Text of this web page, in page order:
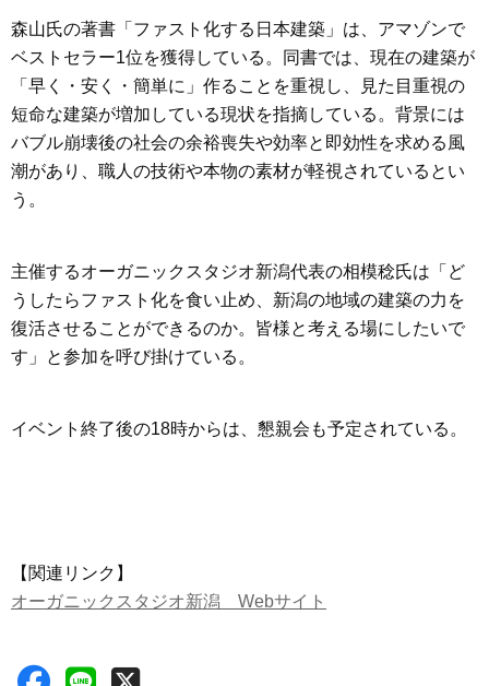
森山氏の著書「ファスト化する日本建築」は、アマゾンで
ベストセラー1位を獲得している。同書では、現在の建築が
「早く・安く・簡単に」作ることを重視し、見た目重視の
短命な建築が増加している現状を指摘している。背景には
バブル崩壊後の社会の余裕喪失や効率と即効性を求める風
潮があり、職人の技術や本物の素材が軽視されているとい
う。
主催するオーガニックスタジオ新潟代表の相模稔氏は「ど
うしたらファスト化を食い止め、新潟の地域の建築の力を
復活させることができるのか。皆様と考える場にしたいで
す」と参加を呼び掛けている。
イベント終了後の18時からは、懇親会も予定されている。
【関連リンク】
オーガニックスタジオ新潟 Webサイト